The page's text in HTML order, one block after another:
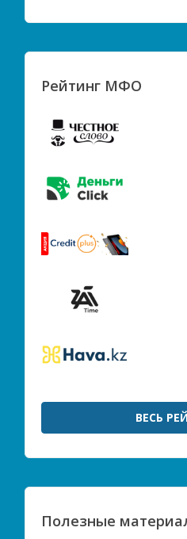
Рейтинг МФО
ВЕСЬ
Полезные